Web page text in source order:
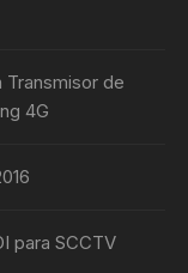
Transmisor de
4G
para SCCTV